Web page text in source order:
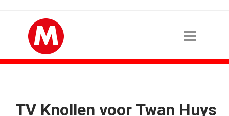
TV Knollen voor Twan Huys